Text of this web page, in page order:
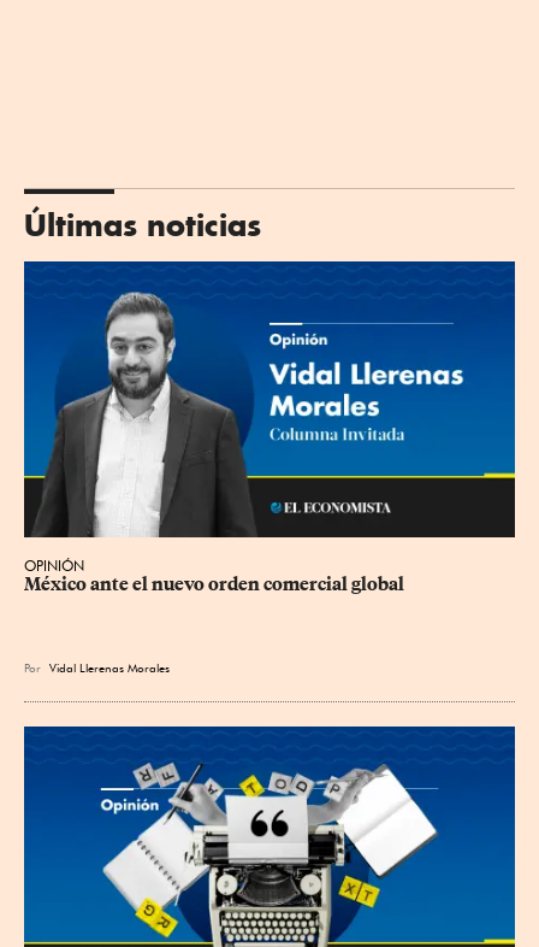
Últimas noticias
OPINIÓN
México ante el nuevo orden comercial global
Por Vidal Llerenas Morales